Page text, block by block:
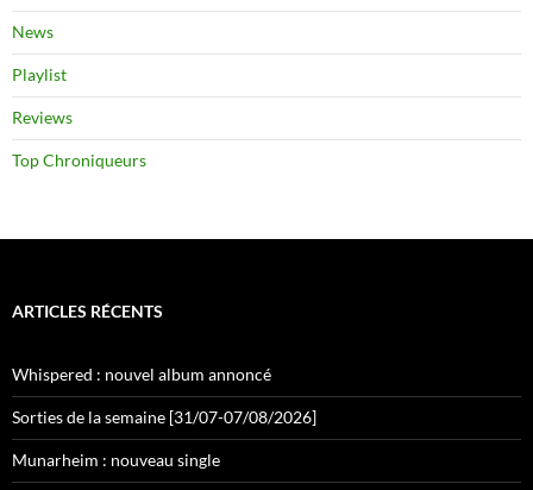
News
Playlist
Reviews
Top Chroniqueurs
ARTICLES RÉCENTS
Whispered : nouvel album annoncé
Sorties de la semaine [31/07-07/08/2026]
Munarheim : nouveau single